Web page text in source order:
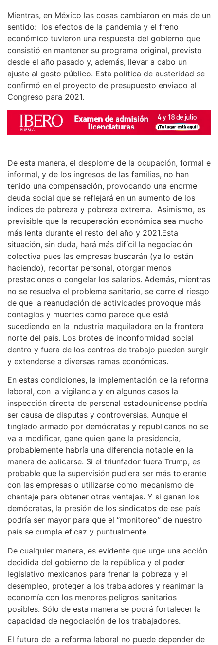
Mientras, en México las cosas cambiaron en más de un
sentido: los efectos de la pandemia y el freno
económico tuvieron una respuesta del gobierno que
consistió en mantener su programa original, previsto
desde el año pasado y, además, llevar a cabo un
ajuste al gasto público. Esta política de austeridad se
confirmó en el proyecto de presupuesto enviado al
Congreso para 2021.
De esta manera, el desplome de la ocupación, formal e
informal, y de los ingresos de las familias, no han
tenido una compensación, provocando una enorme
deuda social que se reflejará en un aumento de los
índices de pobreza y pobreza extrema. Asimismo, es
previsible que la recuperación económica sea mucho
más lenta durante el resto del año y 2021.Esta
situación, sin duda, hará más difícil la negociación
colectiva pues las empresas buscarán (ya lo están
haciendo), recortar personal, otorgar menos
prestaciones o congelar los salarios. Además, mientras
no se resuelva el problema sanitario, se corre el riesgo
de que la reanudación de actividades provoque más
contagios y muertes como parece que está
sucediendo en la industria maquiladora en la frontera
norte del país. Los brotes de inconformidad social
dentro y fuera de los centros de trabajo pueden surgir
y extenderse a diversas ramas económicas.
En estas condiciones, la implementación de la reforma
laboral, con la vigilancia y en algunos casos la
inspección directa de personal estadounidense podría
ser causa de disputas y controversias. Aunque el
tinglado armado por demócratas y republicanos no se
va a modificar, gane quien gane la presidencia,
probablemente habría una diferencia notable en la
manera de aplicarse. Si el triunfador fuera Trump, es
probable que la supervisión pudiera ser más tolerante
con las empresas o utilizarse como mecanismo de
chantaje para obtener otras ventajas. Y si ganan los
demócratas, la presión de los sindicatos de ese país
podría ser mayor para que el “monitoreo” de nuestro
país se cumpla eficaz y puntualmente.
De cualquier manera, es evidente que urge una acción
decidida del gobierno de la república y el poder
legislativo mexicanos para frenar la pobreza y el
desempleo, proteger a los trabajadores y reanimar la
economía con los menores peligros sanitarios
posibles. Sólo de esta manera se podrá fortalecer la
capacidad de negociación de los trabajadores.
El futuro de la reforma laboral no puede depender de